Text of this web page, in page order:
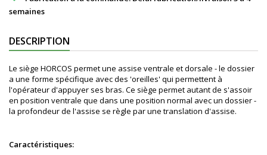
semaines
DESCRIPTION
Le siège HORCOS permet une assise ventrale et dorsale - le dossier
a une forme spécifique avec des 'oreilles' qui permettent à
l'opérateur d'appuyer ses bras. Ce siège permet autant de s'assoir
en position ventrale que dans une position normal avec un dossier -
la profondeur de l'assise se règle par une translation d'assise.
Caractéristiques: